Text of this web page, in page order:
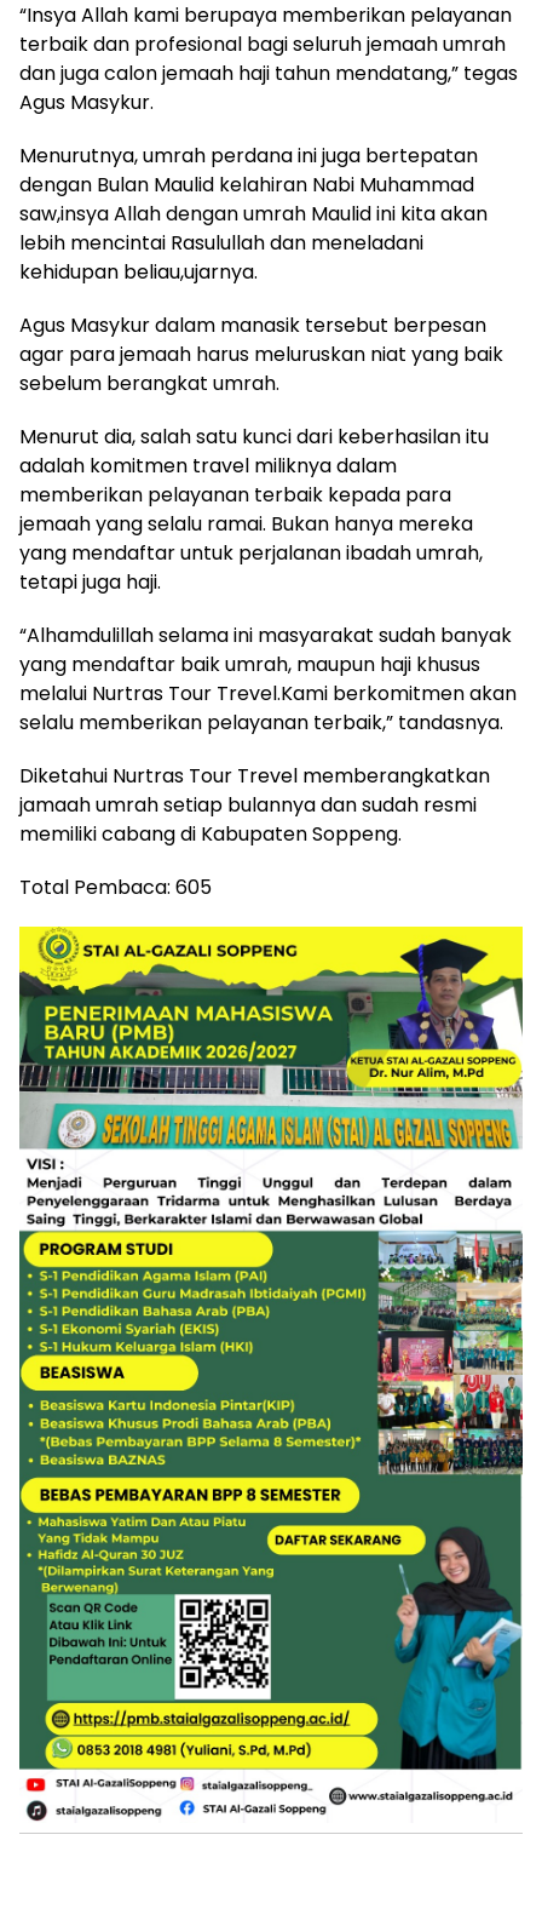
“Insya Allah kami berupaya memberikan pelayanan
terbaik dan profesional bagi seluruh jemaah umrah
dan juga calon jemaah haji tahun mendatang,” tegas
Agus Masykur.
Menurutnya, umrah perdana ini juga bertepatan
dengan Bulan Maulid kelahiran Nabi Muhammad
saw,insya Allah dengan umrah Maulid ini kita akan
lebih mencintai Rasulullah dan meneladani
kehidupan beliau,ujarnya.
Agus Masykur dalam manasik tersebut berpesan
agar para jemaah harus meluruskan niat yang baik
sebelum berangkat umrah.
Menurut dia, salah satu kunci dari keberhasilan itu
adalah komitmen travel miliknya dalam
memberikan pelayanan terbaik kepada para
jemaah yang selalu ramai. Bukan hanya mereka
yang mendaftar untuk perjalanan ibadah umrah,
tetapi juga haji.
“Alhamdulillah selama ini masyarakat sudah banyak
yang mendaftar baik umrah, maupun haji khusus
melalui Nurtras Tour Trevel.Kami berkomitmen akan
selalu memberikan pelayanan terbaik,” tandasnya.
Diketahui Nurtras Tour Trevel memberangkatkan
jamaah umrah setiap bulannya dan sudah resmi
memiliki cabang di Kabupaten Soppeng.
Total Pembaca: 605